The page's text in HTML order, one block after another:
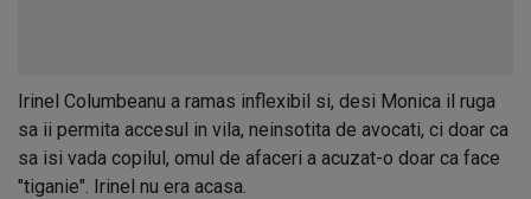
Irinel Columbeanu a ramas inflexibil si, desi Monica il ruga
sa ii permita accesul in vila, neinsotita de avocati, ci doar ca
sa isi vada copilul, omul de afaceri a acuzat-o doar ca face
"tiganie". Irinel nu era acasa.